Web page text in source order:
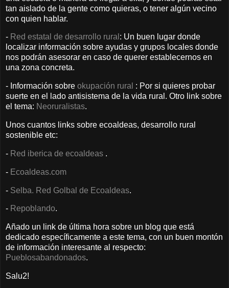
tan aislado de la gente como quieras, o tener algún vecino
con quien hablar.
- Red estatal de desarrollo rural : Un buen lugar donde
localizar información sobre ayudas y grupos locales donde
nos podrán asesorar en caso de querer establecernos en
una zona concreta.
- Información sobre okupación rural : Por si quieres probar
suerte en el lado antisistema de la vida rural. Otro link sobre
el tema: Neoruralistas.
Unos cuantos links sobre ecoaldeas, desarrollo rural
sostenible etc:
- Red iberica de ecoaldeas .
- Ecoaldeas.com
- Selba. Red Golbal de Ecoaldeas.
- Repoblando.
Añado un link de última hora sobre un blog que está
dedicado específicamente a este tema, con un buen montón
de información interesante al respecto:
Pueblosabandonados.
Salu2!